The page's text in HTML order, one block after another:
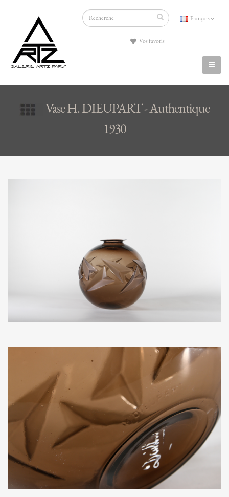
Français
Vos favoris
Vase H. DIEUPART - Authentique
1930